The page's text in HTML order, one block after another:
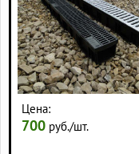
Цена:
700 руб./шт.